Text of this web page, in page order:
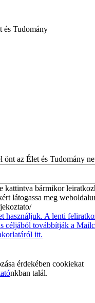
Tudomány
az Élet és Tudomány
kattintva bármikor
látogassa meg
használjuk. A lenti
céljából továbbítják a
itt.
érdekében cookiekat
nkban talál.